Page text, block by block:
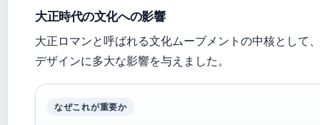
大正時代の文化への影響
大正ロマンと呼ばれる文化ムーブメントの中核として
デザインに多大な影響を与えました。
なぜこれが重要か